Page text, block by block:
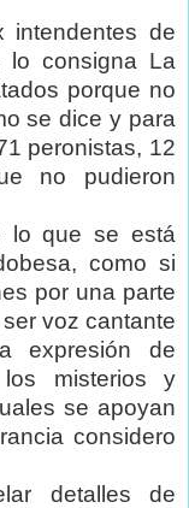
intendentes de
lo consigna La
porque no
se dice y para
peronistas, 12
no pudieron
lo que se está
como si
por una parte
voz cantante
expresión de
misterios y
se apoyan
considero
detalles de